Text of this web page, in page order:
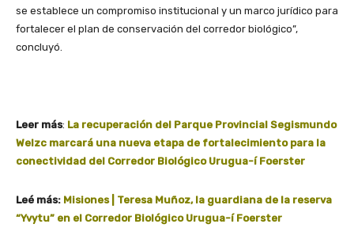
se establece un compromiso institucional y un marco jurídico para
fortalecer el plan de conservación del corredor biológico”,
concluyó.
Leer más: La recuperación del Parque Provincial Segismundo
Welzc marcará una nueva etapa de fortalecimiento para la
conectividad del Corredor Biológico Urugua-í Foerster
Leé más: Misiones | Teresa Muñoz, la guardiana de la reserva
“Yvytu” en el Corredor Biológico Urugua-í Foerster